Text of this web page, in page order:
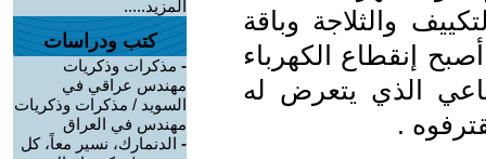
والثلاجة وباقة
أصبح إنقطاع الكهرباء
الذي يتعرض له
.
المزيد.....
كتب ودراسات
- مذكرات وذكريات
مهندس عراقي في
السويد / مذكرات وذكريات
مهندس في العراق
- الدنمارك، نسير معاً، كل